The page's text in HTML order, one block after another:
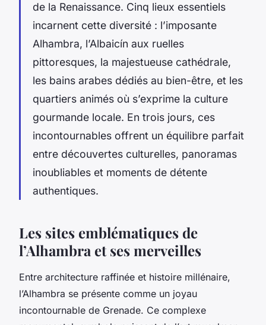
de la Renaissance. Cinq lieux essentiels
incarnent cette diversité : l’imposante
Alhambra, l’Albaicín aux ruelles
pittoresques, la majestueuse cathédrale,
les bains arabes dédiés au bien-être, et les
quartiers animés où s’exprime la culture
gourmande locale. En trois jours, ces
incontournables offrent un équilibre parfait
entre découvertes culturelles, panoramas
inoubliables et moments de détente
authentiques.
Les sites emblématiques de
l’Alhambra et ses merveilles
Entre architecture raffinée et histoire millénaire,
l’Alhambra se présente comme un joyau
incontournable de Grenade. Ce complexe